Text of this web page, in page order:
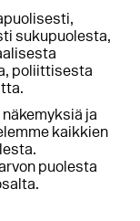
sukupuolesta,
poliittisesta
ja
kaikkien
puolesta